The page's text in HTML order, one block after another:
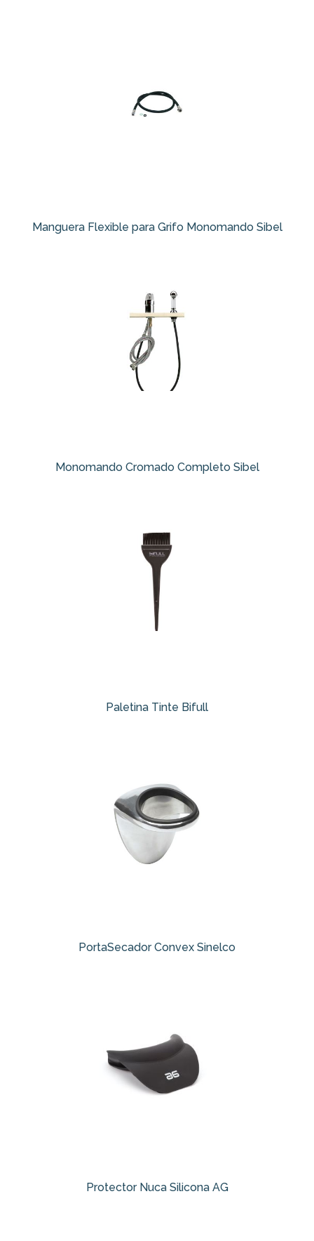
Manguera Flexible para Grifo Monomando Sibel
Monomando Cromado Completo Sibel
Paletina Tinte Bifull
PortaSecador Convex Sinelco
Protector Nuca Silicona AG